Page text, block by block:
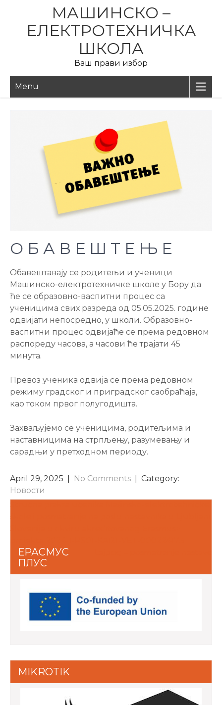
content
МАШИНСКО –
ЕЛЕКТРОТЕХНИЧКА
ШКОЛА
Ваш прави избор
Menu
О Б А В Е Ш Т Е Њ Е
Обавештавају се родитељи и ученици
Машинско-електротехничке школе у Бору да
ће се образовно-васпитни процес са
ученицима свих разреда од 05.05.2025. године
одвијати непосредно, у школи. Образовно-
васпитни процес одвијаће се према редовном
распореду часова, а часови ће трајати 45
минута.
Превоз ученика одвија се према редовном
режиму градског и приградског саобраћаја,
као током првог полугодишта.
Захваљујемо се ученицима, родитељима и
наставницима на стрпљењу, разумевању и
сарадњи у претходном периоду.
April 29, 2025 No Comments
| Category:
Новости
POST
NAVIGATION
Stručna praksa učenika Mašinsko-elektrotehničke
škole i posmatranje na poslu nastavnika u Ljubljani,
Slovenija u okviru akreditovanog Erasmus+
ЕРАСМУС
ПЛУС
MIKROTIK